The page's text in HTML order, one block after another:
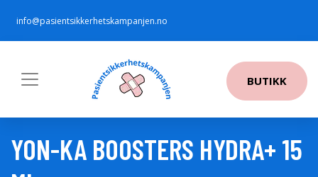
info@pasientsikkerhetskampanjen.no
BUTIKK
YON-KA BOOSTERS HYDRA+ 15